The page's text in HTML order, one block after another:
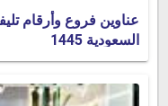
عناوين فروع وأرقام
السعودية 1445